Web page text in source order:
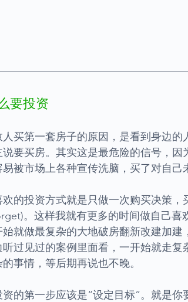
要投资
人买第一套房子的原因，是看到身边
要买房。其实这是最危险的信号，因
被市场上各种宣传洗脑，买了对自己
欢的投资方式就是只做一次购买决策
。这样我就有更多的时间做自己
始就做最复杂的大地破房翻新改建加
听过见过的案例里面看，一开始就走
事情，等后期再说也不晚。
资的第一步应该是“设定目标”。就是